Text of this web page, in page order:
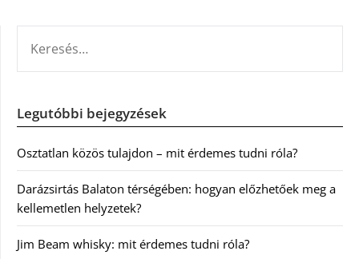
Legutóbbi bejegyzések
Osztatlan közös tulajdon – mit érdemes tudni róla?
Darázsirtás Balaton térségében: hogyan előzhetőek meg a
kellemetlen helyzetek?
Jim Beam whisky: mit érdemes tudni róla?